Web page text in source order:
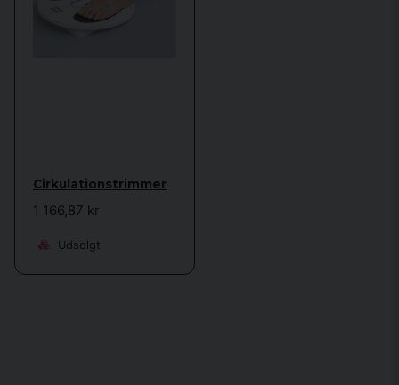
Cirkulationstrimmer
1 166,87 kr
Udsolgt